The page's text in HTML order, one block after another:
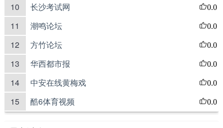
10 长沙考试网 0.0
11 潮鸣论坛 0.0
12 方竹论坛 0.0
13 华西都市报 0.0
14 中安在线黄梅戏 0.0
15 酷6体育视频 0.0